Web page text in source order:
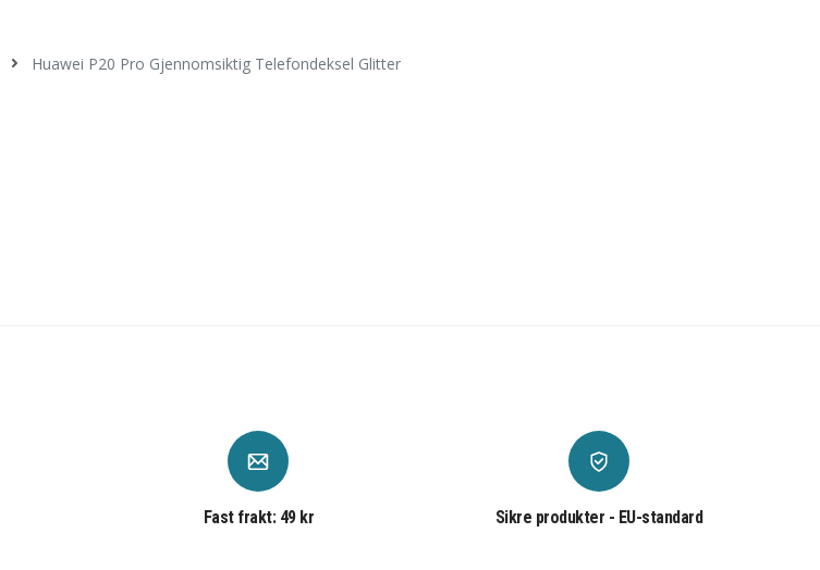
Huawei P20 Pro Gjennomsiktig Telefondeksel Glitter
Fast frakt: 49 kr Sikre produkter - EU-standard